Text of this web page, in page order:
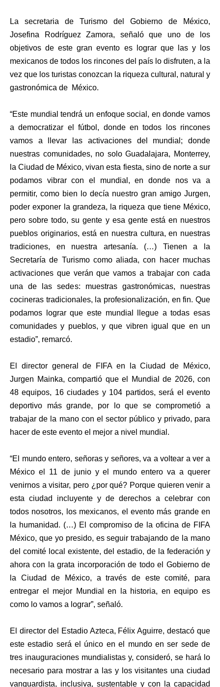
La secretaria de Turismo del Gobierno de México,
Josefina Rodríguez Zamora, señaló que uno de los
objetivos de este gran evento es lograr que las y los
mexicanos de todos los rincones del país lo disfruten, a la
vez que los turistas conozcan la riqueza cultural, natural y
gastronómica de México.
“Este mundial tendrá un enfoque social, en donde vamos
a democratizar el fútbol, donde en todos los rincones
vamos a llevar las activaciones del mundial; donde
nuestras comunidades, no solo Guadalajara, Monterrey,
la Ciudad de México, vivan esta fiesta, sino de norte a sur
podamos vibrar con el mundial, en donde nos va a
permitir, como bien lo decía nuestro gran amigo Jurgen,
poder exponer la grandeza, la riqueza que tiene México,
pero sobre todo, su gente y esa gente está en nuestros
pueblos originarios, está en nuestra cultura, en nuestras
tradiciones, en nuestra artesanía. (…) Tienen a la
Secretaría de Turismo como aliada, con hacer muchas
activaciones que verán que vamos a trabajar con cada
una de las sedes: muestras gastronómicas, nuestras
cocineras tradicionales, la profesionalización, en fin. Que
podamos lograr que este mundial llegue a todas esas
comunidades y pueblos, y que vibren igual que en un
estadio”, remarcó.
El director general de FIFA en la Ciudad de México,
Jurgen Mainka, compartió que el Mundial de 2026, con
48 equipos, 16 ciudades y 104 partidos, será el evento
deportivo más grande, por lo que se comprometió a
trabajar de la mano con el sector público y privado, para
hacer de este evento el mejor a nivel mundial.
“El mundo entero, señoras y señores, va a voltear a ver a
México el 11 de junio y el mundo entero va a querer
venirnos a visitar, pero ¿por qué? Porque quieren venir a
esta ciudad incluyente y de derechos a celebrar con
todos nosotros, los mexicanos, el evento más grande en
la humanidad. (…) El compromiso de la oficina de FIFA
México, que yo presido, es seguir trabajando de la mano
del comité local existente, del estadio, de la federación y
ahora con la grata incorporación de todo el Gobierno de
la Ciudad de México, a través de este comité, para
entregar el mejor Mundial en la historia, en equipo es
como lo vamos a lograr”, señaló.
El director del Estadio Azteca, Félix Aguirre, destacó que
este estadio será el único en el mundo en ser sede de
tres inauguraciones mundialistas y, consideró, se hará lo
necesario para mostrar a las y los visitantes una ciudad
vanguardista, inclusiva, sustentable y con la capacidad